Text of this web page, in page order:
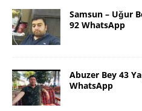
Samsun – Uğur
92 WhatsApp
Abuzer Bey 43
WhatsApp